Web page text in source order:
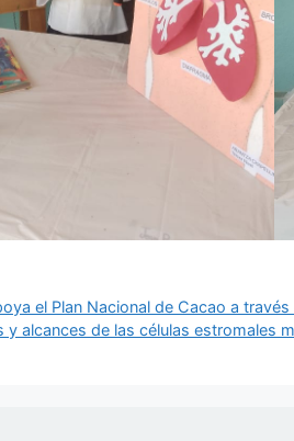
el Plan Nacional de Cacao a
y alcances de las células estromales